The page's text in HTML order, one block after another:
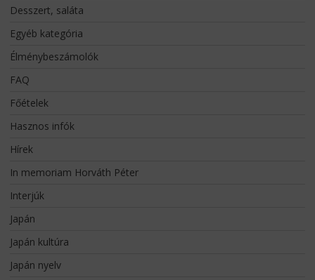
Desszert, saláta
Egyéb kategória
Élménybeszámolók
FAQ
Főételek
Hasznos infók
Hírek
In memoriam Horváth Péter
Interjúk
Japán
Japán kultúra
Japán nyelv